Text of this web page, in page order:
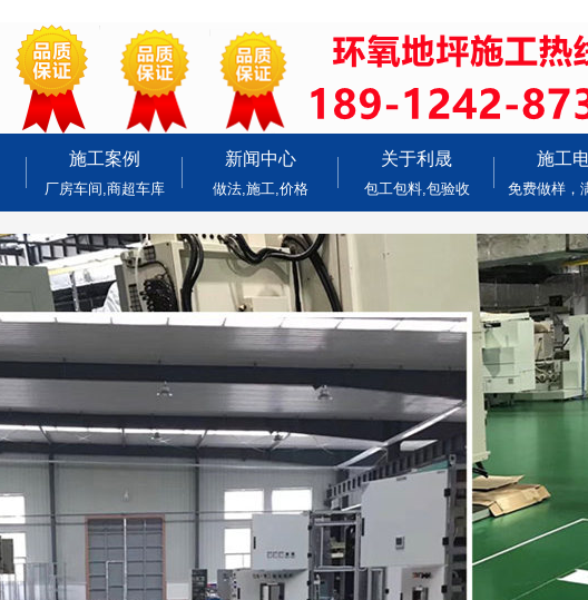
施工案例
厂房车间,商超车库
新闻中心
做法,施工,价格
关于利晟
包工包料,包验收
施工
免费做样，